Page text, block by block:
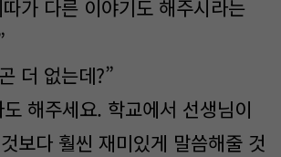
가 다른 이야기도 해주시라는
더 없는데?”
해주세요. 학교에서 선생님이
보다 훨씬 재미있게 말씀해줄 것